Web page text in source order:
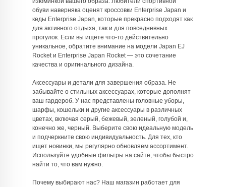
обуви наверняка оценят кроссовки Enterprise Japan и
кеды Enterprise Japan, которые прекрасно подходят как
для активного отдыха, так и для повседневных
прогулок. Если вы ищете что-то действительно
уникальное, обратите внимание на модели Japan EJ
Rocket и Enterprise Japan Rocket — это сочетание
качества и оригинального дизайна.
Аксессуары и детали для завершения образа. Не
забывайте о стильных аксессуарах, которые дополнят
ваш гардероб. У нас представлены головные уборы,
шарфы, кошельки и другие аксессуары в различных
цветах, включая серый, бежевый, зеленый, голубой и,
конечно же, черный. Выберите свою идеальную модель
и подчеркните свою индивидуальность. Для тех, кто
ищет новинки, мы регулярно обновляем ассортимент.
Используйте удобные фильтры на сайте, чтобы быстро
найти то, что вам нужно.
Почему выбирают нас? Наш магазин работает для